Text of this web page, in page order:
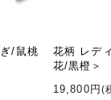
/鼠桃
花柄 レデ
花/黒橙＞
19,800円 (